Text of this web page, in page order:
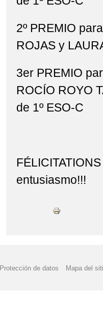
2º PREMIO
ROJAS y
3er PREMIO
ROCÍO ROYO
de 1º ESO-C
entusiasmo!!!
Protección de datos Mapa del